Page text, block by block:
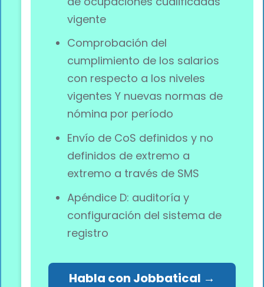
vigente
Comprobación del
cumplimiento de los salarios
con respecto a los niveles
vigentes Y nuevas normas de
nómina por período
Envío de CoS definidos y no
definidos de extremo a
extremo a través de SMS
Apéndice D: auditoría y
configuración del sistema de
registro
Habla con Jobbatical →